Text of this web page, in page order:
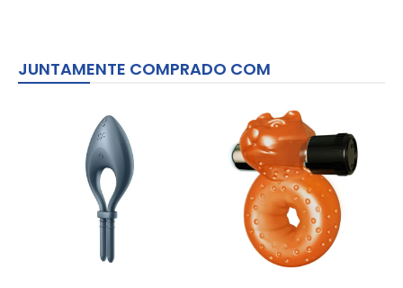
JUNTAMENTE COMPRADO COM